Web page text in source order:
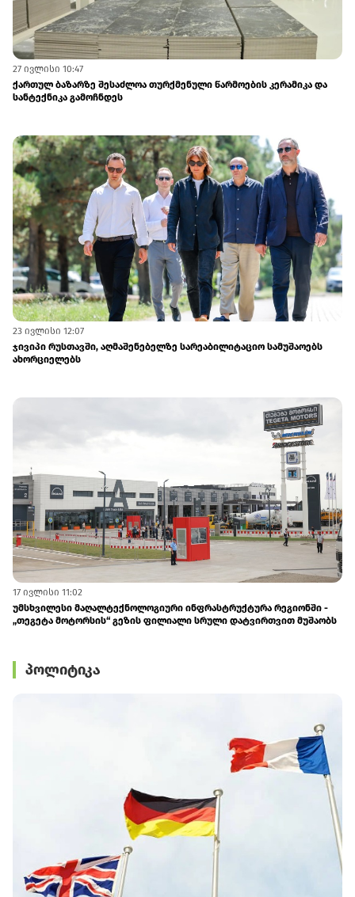
27 ივლისი 10:47
ქართულ ბაზარზე შესაძლოა თურქმენული წარმოების კერამიკა და
სანტექნიკა გამოჩნდეს
23 ივლისი 12:07
ჯივიპი რუსთავში, აღმაშენებელზე სარეაბილიტაციო სამუშაოებს
ახორციელებს
17 ივლისი 11:02
უმსხვილესი მაღალტექნოლოგიური ინფრასტრუქტურა რეგიონში -
„თეგეტა მოტორსის“ გეზის ფილიალი სრული დატვირთვით მუშაობს
პოლიტიკა